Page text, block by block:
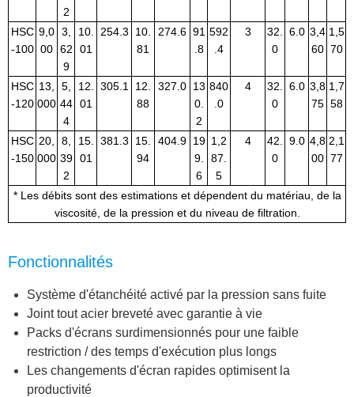
2
HSC
-100
9,0
00
3,
62
9
10.
01
254.3
10.
81
274.6 91
.8
592
.4
3
32.
0
6.0 3,4
60
1,5
70
HSC
-120
13,
000
5,
44
4
12.
01
305.1 12.
88
327.0 13
0.
2
840
.0
4
32.
0
6.0 3,8
75
1,7
58
HSC
-150
20,
000
8,
39
2
15.
01
381.3
15.
94
404.9 19
9.
6
1,2
87.
5
4
42.
0
9.0 4,8
00
2,1
77
* Les débits sont des estimations et dépendent du matériau, de la
viscosité, de la pression et du niveau de filtration.
Fonctionnalités
Système d'étanchéité activé par la pression sans fuite
Joint tout acier breveté avec garantie à vie
Packs d'écrans surdimensionnés pour une faible
restriction / des temps d'exécution plus longs
Les changements d'écran rapides optimisent la
productivité